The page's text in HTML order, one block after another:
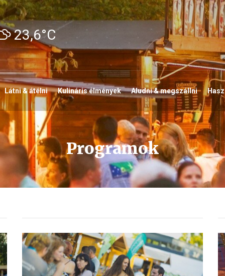
23,6°C
Látni & átélni Kulináris élmények Aludni & megszállni
Programok